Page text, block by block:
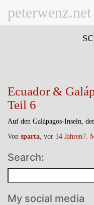
peterwenz.net
Ecuador &
Teil 6
Auf den Galápagos-Inseln,
Von sparta, vor 14 Jahren7.
Search:
My social media